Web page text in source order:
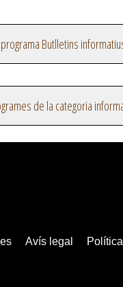
Butlletins
de la categoria
Avís legal